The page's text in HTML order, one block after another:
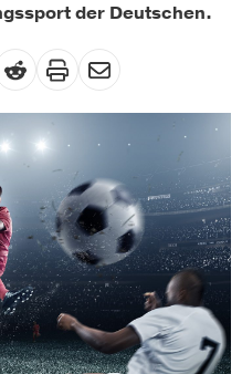
der Deutschen.